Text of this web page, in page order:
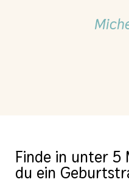
Finde in unter 5
du ein